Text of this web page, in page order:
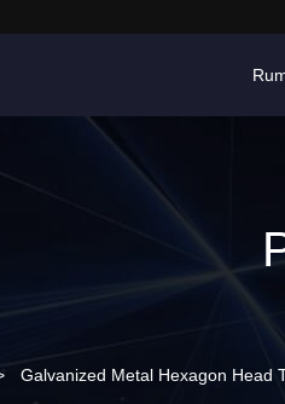
Galvanized Metal Hexagon Head